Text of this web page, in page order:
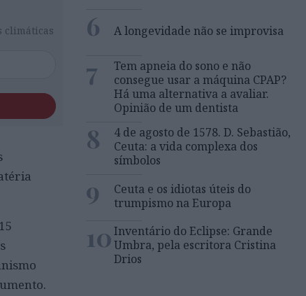
climáticas 6 A longevidade não se improvisa
7
Tem apneia do sono e não
consegue usar a máquina CPAP?
Há uma alternativa a avaliar.
Opinião de um dentista
8
4 de agosto de 1578. D. Sebastião,
Ceuta: a vida complexa dos
símbolos
9
Ceuta e os idiotas úteis do
trumpismo na Europa
10Inventário do Eclipse: Grande
Umbra, pela escritora Cristina
Drios